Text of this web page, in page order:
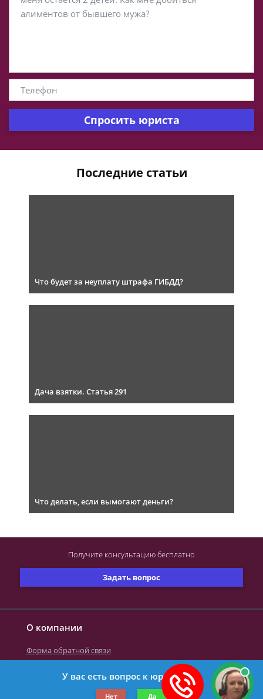
Спросить юриста
Последние статьи
Что будет за неуплату штрафа ГИБДД?
Дача взятки. Статья 291
Что делать, если вымогают деньги?
О компании
Форма обратной связи
©2019-2026 Все права защищены.
Задать вопрос
Получите консультациюбесплатно
У вас есть вопрос к юристу?
Нет Да